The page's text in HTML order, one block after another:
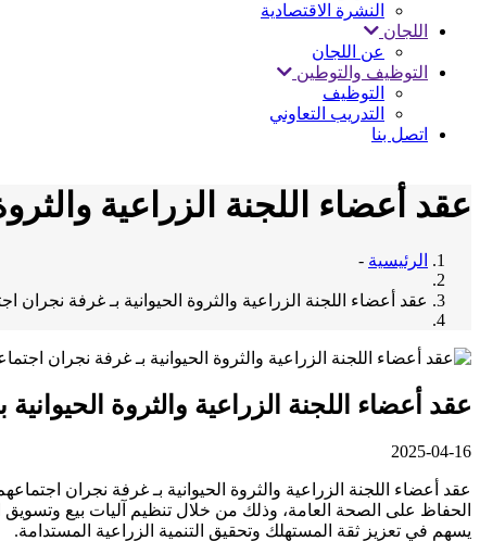
النشرة الاقتصادية
اللجان
عن اللجان
التوظيف والتوطين
التوظيف
التدريب التعاوني
اتصل بنا
عقد أعضاء اللجنة الزراعية
الرئيسية -
عقد أعضاء اللجنة الزراعية والثروة الحيوانية بـ غرفة نجران
عقد أعضاء اللجنة الزراعية والثروة
2025-04-16
عقد أعضاء اللجنة الزراعية والثروة الحيوانية بـ غرفة نجران
الحفاظ على الصحة العامة، وذلك من خلال تنظيم آليات بيع
يسهم في تعزيز ثقة المستهلك وتحقيق التنمية الزراعية المستدامة.